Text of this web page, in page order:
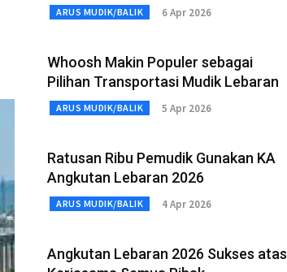
ARUS MUDIK/BALIK 6 Apr 2026
Whoosh Makin Populer sebagai
Pilihan Transportasi Mudik Lebaran
ARUS MUDIK/BALIK 5 Apr 2026
Ratusan Ribu Pemudik Gunakan KA
Angkutan Lebaran 2026
ARUS MUDIK/BALIK 4 Apr 2026
Angkutan Lebaran 2026 Sukses atas